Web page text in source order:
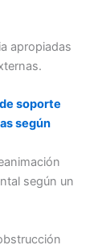
apropiadas
soporte
según
según un